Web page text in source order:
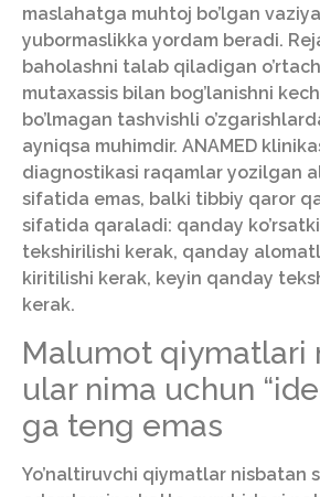
maslahatga muhtoj bo’lgan
yubormaslikka yordam beradi.
baholashni talab qiladigan
mutaxassis bilan bog’lanishni
bo’lmagan tashvishli
ayniqsa muhimdir. ANAMED
diagnostikasi raqamlar yozilgan
sifatida emas, balki tibbiy qaror
sifatida qaraladi: qanday
tekshirilishi kerak, qanday
kiritilishi kerak, keyin qanday
kerak.
Malumot qiymatlari
ular nima uchun
ga teng emas
Yo’naltiruvchi qiymatlar nisbatan